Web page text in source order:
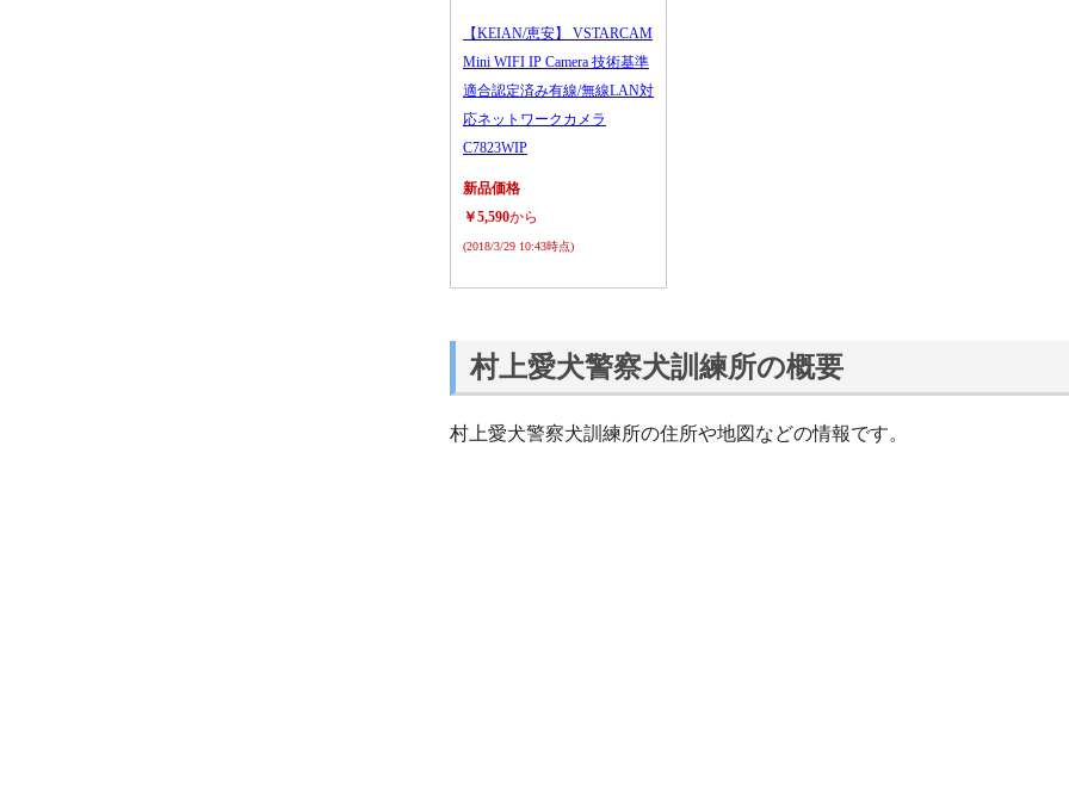
【KEIAN/恵安】 VSTARCAM
Mini WIFI IP Camera 技術基準
適合認定済み有線/無線LAN対
応ネットワークカメラ
C7823WIP
新品価格
￥5,590から
(2018/3/29 10:43時点)
村上愛犬警察犬訓練所の概要
村上愛犬警察犬訓練所の住所や地図などの情報です。